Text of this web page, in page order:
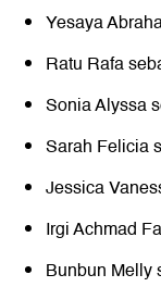
Yesaya
Ratu Rafa
Sonia Alyssa
Sarah Felicia
Jessica
Irgi Achmad
Bunbun Melly